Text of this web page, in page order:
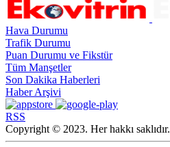
Hava Durumu
Trafik Durumu
Puan Durumu ve Fikstür
Tüm Manşetler
Son Dakika Haberleri
Haber Arşivi
RSS
Copyright © 2023. Her hakkı saklıdır.